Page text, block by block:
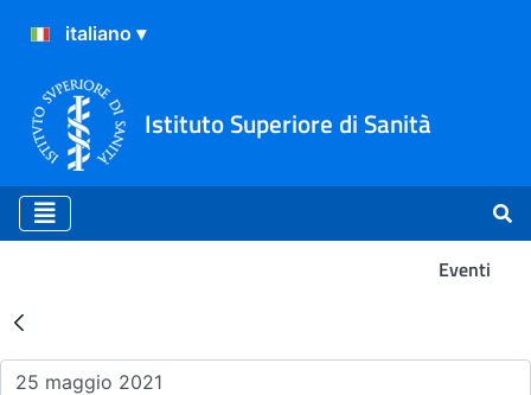
Istituto Superiore di Sanità
Eventi
Risultati della Ricerca -